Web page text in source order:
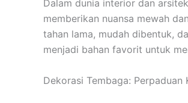
Dalam dunia interior dan
memberikan nuansa mewah
tahan lama, mudah dibentuk,
menjadi bahan favorit untuk
Dekorasi Tembaga: Perpaduan